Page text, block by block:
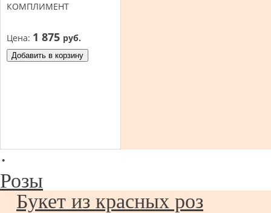
КОМПЛИМЕНТ
Цена: 1 875 руб.
Добавить в корзину
·
Розы
Букет из красных роз